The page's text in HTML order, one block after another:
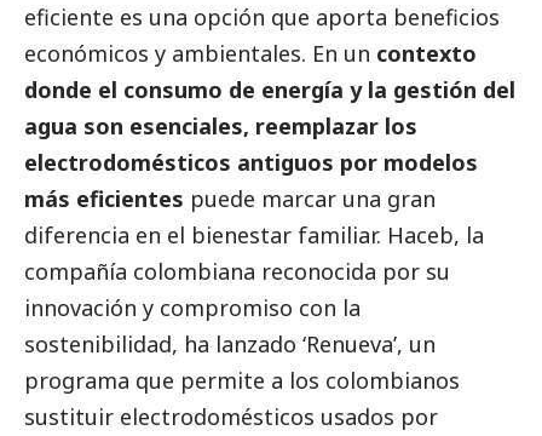
eficiente es una opción que aporta beneficios
económicos y ambientales. En un contexto
donde el consumo de energía y la gestión del
agua son esenciales, reemplazar los
electrodomésticos antiguos por modelos
más eficientes puede marcar una gran
diferencia en el bienestar familiar. Haceb, la
compañía colombiana reconocida por su
innovación y compromiso con la
sostenibilidad, ha lanzado ‘Renueva’, un
programa que permite a los colombianos
sustituir electrodomésticos usados por